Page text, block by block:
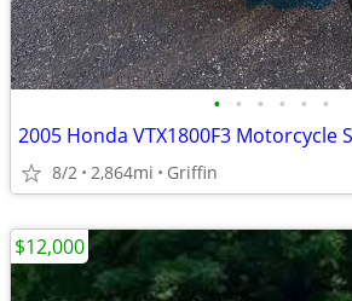
• • • • • •
2005 Honda VTX1800F3 Motorcycle
8/2 2,864mi Griffin
$12,000